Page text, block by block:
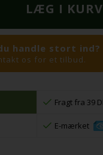
handle stort ind?
os for et tilbud.
Fragt fra 39
E-mærket